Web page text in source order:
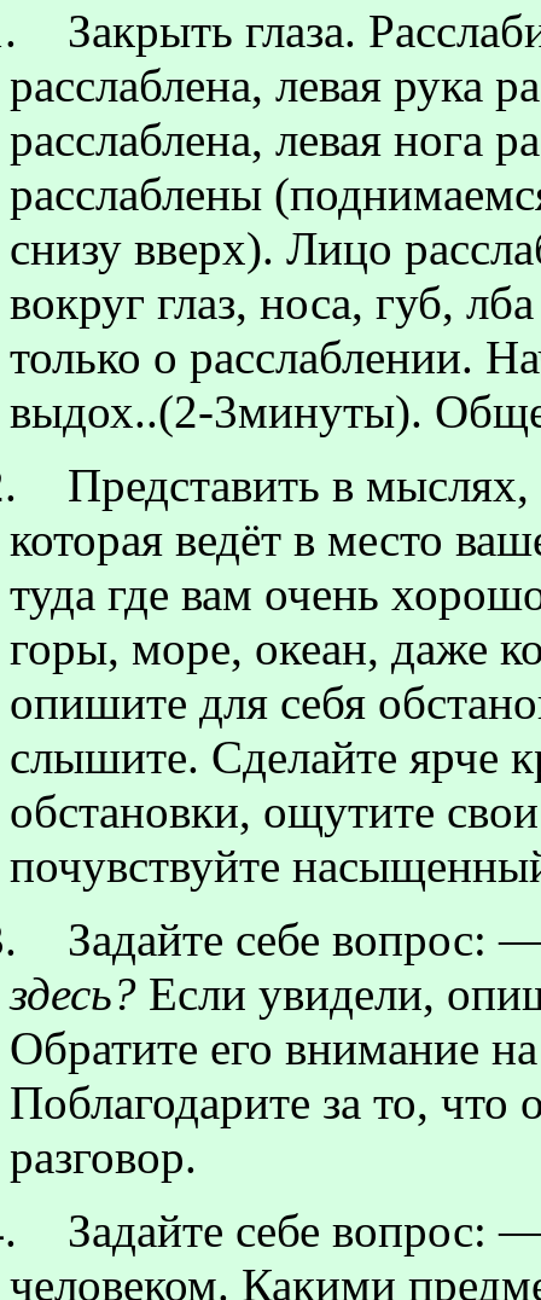
Закрыть глаза.
расслаблена, левая рука
расслаблена, левая нога
расслаблены
снизу вверх). Лицо
вокруг глаз, носа, губ,
только о расслаблении.
выдох..(2-3минуты).
Представить в
которая ведёт в место
туда где вам очень
горы, море, океан, даже
опишите для себя
слышите. Сделайте ярче
обстановки, ощутите
почувствуйте
Задайте себе вопрос:
здесь? Если увидели,
Обратите его внимание
Поблагодарите за то,
разговор.
Задайте себе вопрос:
человеком. Какими